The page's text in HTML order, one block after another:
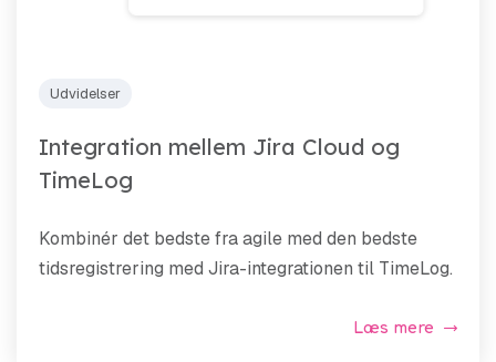
Udvidelser
Integration mellem Jira Cloud og
TimeLog
Kombinér det bedste fra agile med den bedste
tidsregistrering med Jira-integrationen til TimeLog.
Læs mere